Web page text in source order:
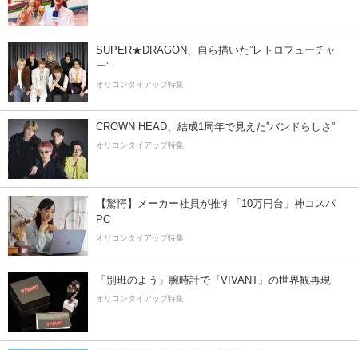
SUPER★DRAGON、自ら描いた”レトロフューチャ
ー”
オリコンタイアップ特集
CROWN HEAD、結成1周年で見えた”バンドらしさ”
オリコンタイアップ特集
【驚愕】メーカー社員が推す「10万円台」神コスパ
PC
オリコンタイアップ特集
「別班のよう」腕時計で『VIVANT』の世界観再現
オリコンタイアップ特集